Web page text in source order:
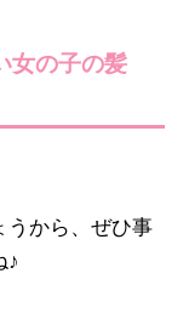
女の子の髪
うから、ぜひ事
♪